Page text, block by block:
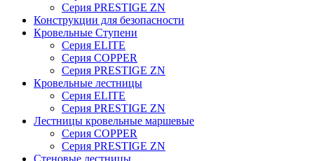
Серия PRESTIGE ZN
Конструкции для безопасности
Кровельные Ступени
Серия ELITE
Серия COPPER
Серия PRESTIGE ZN
Кровельные лестницы
Серия ELITE
Серия PRESTIGE ZN
Лестницы кровельные маршевые
Серия COPPER
Серия PRESTIGE ZN